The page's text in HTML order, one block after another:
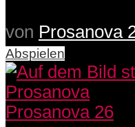
von Prosanova
Abspielen
Prosanova 26